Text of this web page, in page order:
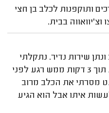
ותוקפנות לכלב בן חצי
בבית.
שירות נדיר. נתקלתי
בבעיה והוא הגיע תוך 3 דקות ממש רגע לפני
מסרתי את הכלב מרוב
איתו אבל הוא הגיע